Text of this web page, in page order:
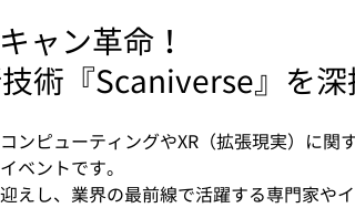
ャン革命！
術『Scaniverse』を深
ンピューティングやXR（拡張現実）に関
ベントです。
えし、業界の最前線で活躍する専門家や